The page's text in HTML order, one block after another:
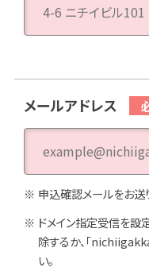
メールアドレス
申込確認メールをお送
ドメイン指定受信を設
除するか、「
い。